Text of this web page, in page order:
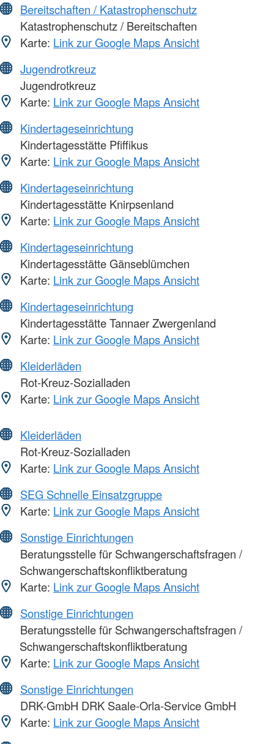
Bereitschaften / Katastrophenschutz
Katastrophenschutz / Bereitschaften
Karte: Link zur Google Maps Ansicht
Jugendrotkreuz
Jugendrotkreuz
Karte: Link zur Google Maps Ansicht
Kindertageseinrichtung
Kindertagesstätte Pfiffikus
Karte: Link zur Google Maps Ansicht
Kindertageseinrichtung
Kindertagesstätte Knirpsenland
Karte: Link zur Google Maps Ansicht
Kindertageseinrichtung
Kindertagesstätte Gänseblümchen
Karte: Link zur Google Maps Ansicht
Kindertageseinrichtung
Kindertagesstätte Tannaer Zwergenland
Karte: Link zur Google Maps Ansicht
Kleiderläden
Rot-Kreuz-Sozialladen
Karte: Link zur Google Maps Ansicht
Kleiderläden
Rot-Kreuz-Sozialladen
Karte: Link zur Google Maps Ansicht
SEG Schnelle Einsatzgruppe
Karte: Link zur Google Maps Ansicht
Sonstige Einrichtungen
Beratungsstelle für Schwangerschaftsfragen /
Schwangerschaftskonfliktberatung
Karte: Link zur Google Maps Ansicht
Sonstige Einrichtungen
Beratungsstelle für Schwangerschaftsfragen /
Schwangerschaftskonfliktberatung
Karte: Link zur Google Maps Ansicht
Sonstige Einrichtungen
DRK-GmbH DRK Saale-Orla-Service GmbH
Karte: Link zur Google Maps Ansicht